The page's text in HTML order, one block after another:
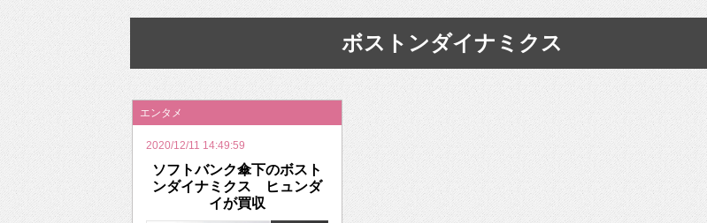
【次世代の没入感と生産性】VITURE Luma Ultra･･･
挫折率8割の壁をAIで突破。ジャストシステム、”自分が今話し･･･
2026年のバレンタインは「自分で作って、想いを渡す」 TE･･･
ボストンダイナミクス
エンタメ
2020/12/11 14:49:59
ソフトバンク傘下のボスト
ンダイナミクス ヒュンダ
イが買収